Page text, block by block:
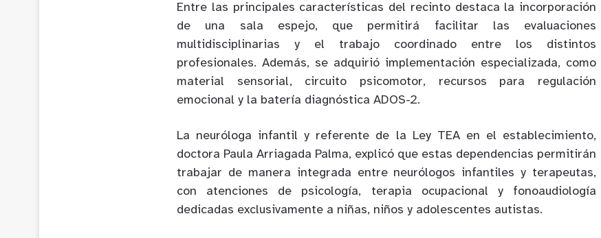
Entre las principales características del recinto destaca la incorporación
de una sala espejo, que permitirá facilitar las evaluaciones
multidisciplinarias y el trabajo coordinado entre los distintos
profesionales. Además, se adquirió implementación especializada, como
material sensorial, circuito psicomotor, recursos para regulación
emocional y la batería diagnóstica ADOS-2.
La neuróloga infantil y referente de la Ley TEA en el establecimiento,
doctora Paula Arriagada Palma, explicó que estas dependencias permitirán
trabajar de manera integrada entre neurólogos infantiles y terapeutas,
con atenciones de psicología, terapia ocupacional y fonoaudiología
dedicadas exclusivamente a niñas, niños y adolescentes autistas.